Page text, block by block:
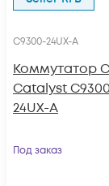
C9300-24UX-A
Коммутатор
Catalyst
24UX-A
Под заказ